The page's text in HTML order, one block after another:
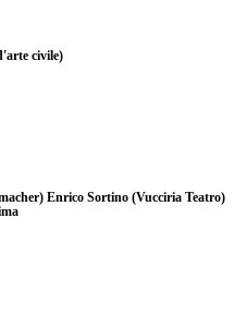
civile)
Enrico Sortino (Vucciria Teatro)